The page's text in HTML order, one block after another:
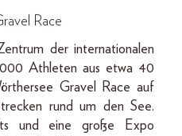
Race
der internationalen
Athleten aus etwa 40
Gravel Race auf
rund um den See.
und eine große Expo